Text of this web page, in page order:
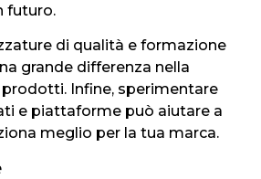
futuro.
di qualità e formazione
grande differenza nella
Infine, sperimentare
e piattaforme può aiutare a
meglio per la tua marca.